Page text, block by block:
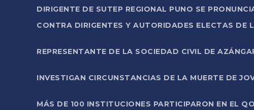
DIRIGENTE DE SUTEP REGIONAL PUNO SE
CONTRA DIRIGENTES Y AUTORIDADES ELECTAS DE
REPRESENTANTE DE LA SOCIEDAD CIVIL DE
INVESTIGAN CIRCUNSTANCIAS DE LA MUERTE DE
MÁS DE 100 INSTITUCIONES PARTICIPARON EN EL